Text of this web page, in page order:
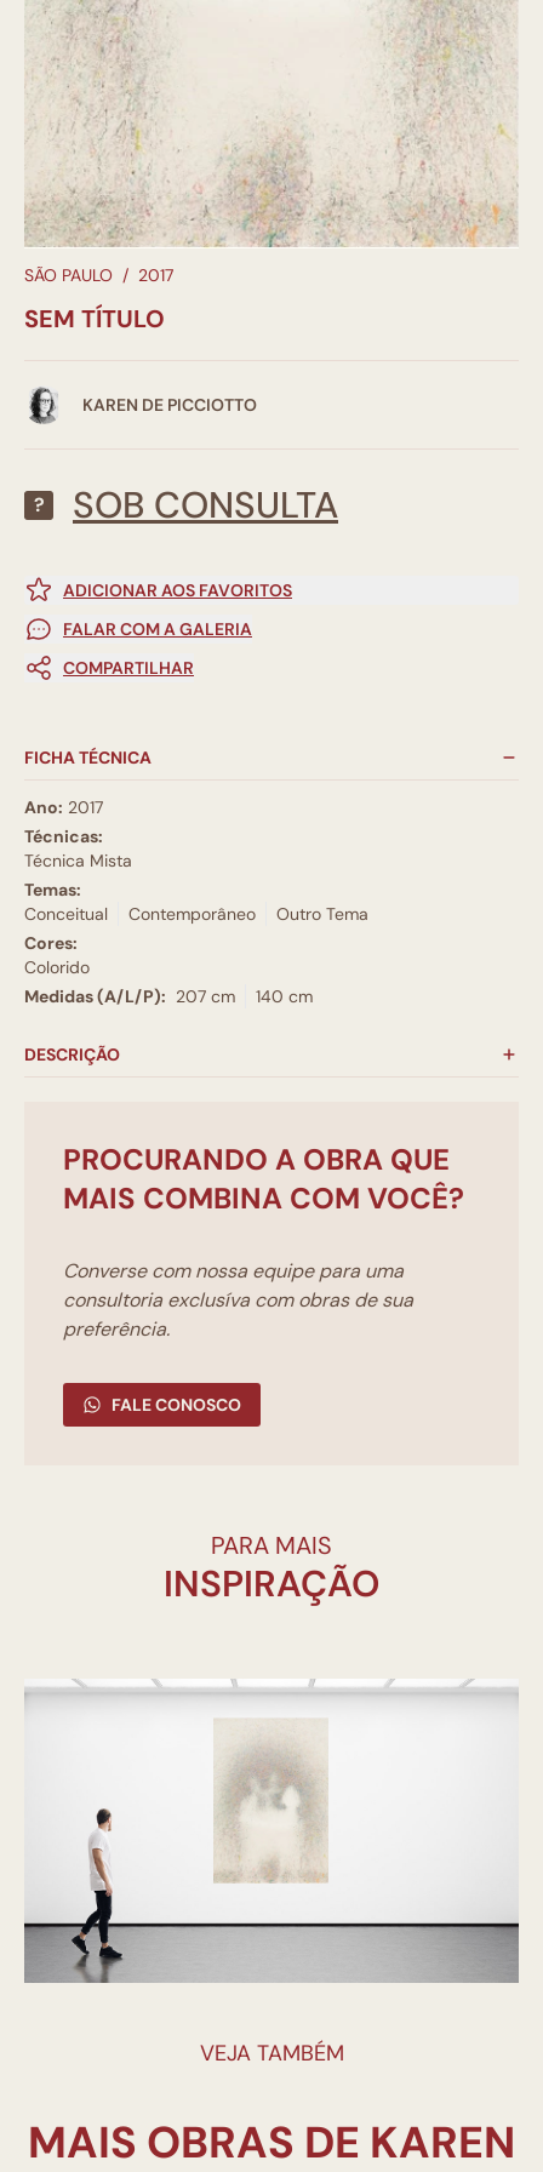
SÃO PAULO / 2017
SEM TÍTULO
KAREN DE PICCIOTTO
? SOB CONSULTA
ADICIONAR AOS FAVORITOS
FALAR COM A GALERIA
COMPARTILHAR
FICHA TÉCNICA
Ano: 2017
Técnicas:
Técnica Mista
Temas:
Conceitual
Contemporâneo
Outro Tema
Cores:
Colorido
Medidas (A/L/P): 207 cm 140 cm
DESCRIÇÃO
PROCURANDO A OBRA QUE
MAIS COMBINA COM VOCÊ?
Converse com nossa equipe para uma
consultoria exclusíva com obras de sua
preferência.
FALE CONOSCO
PARA MAIS
INSPIRAÇÃO
VEJA TAMBÉM
MAIS OBRAS DE KAREN